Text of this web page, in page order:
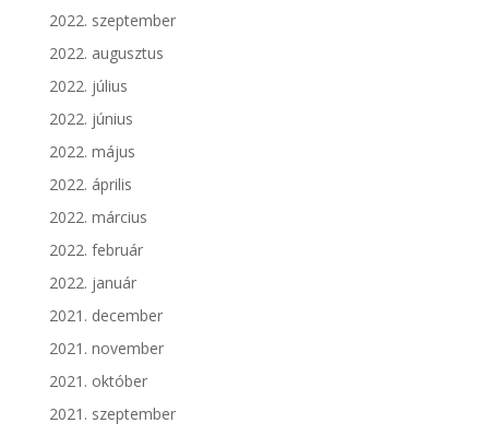
2022. szeptember
2022. augusztus
2022. július
2022. június
2022. május
2022. április
2022. március
2022. február
2022. január
2021. december
2021. november
2021. október
2021. szeptember